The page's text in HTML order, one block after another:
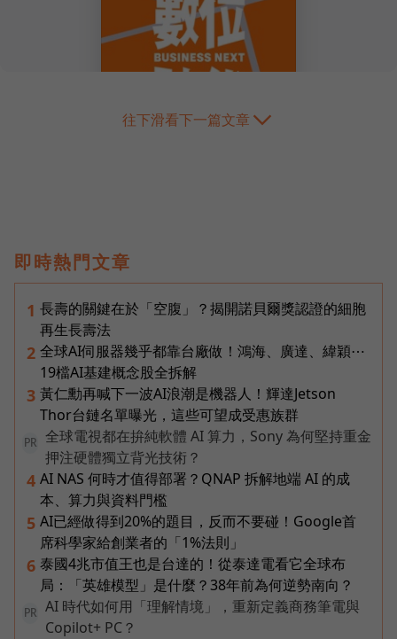
往下滑看下一篇文章
即時熱門文章
1 長壽的關鍵在於「空腹」？揭開諾貝爾獎認證的細胞
再生長壽法
2 全球AI伺服器幾乎都靠台廠做！鴻海、廣達、緯穎⋯
19檔AI基建概念股全拆解
3 黃仁勳再喊下一波AI浪潮是機器人！輝達Jetson
Thor台鏈名單曝光，這些可望成受惠族群
PR
全球電視都在拚純軟體 AI 算力，Sony 為何堅持重金
押注硬體獨立背光技術？
4 AI NAS 何時才值得部署？QNAP 拆解地端 AI 的成
本、算力與資料門檻
5 AI已經做得到20%的題目，反而不要碰！Google首
席科學家給創業者的「1%法則」
6 泰國4兆市值王也是台達的！從泰達電看它全球布
局：「英雄模型」是什麼？38年前為何逆勢南向？
PR
AI 時代如何用「理解情境」，重新定義商務筆電與
Copilot+ PC？